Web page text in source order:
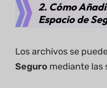
2. Cómo
Espacio de
Los archivos se
Seguro mediante las